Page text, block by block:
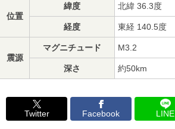
位置
緯度 北緯 36.3度
経度 東経 140.5度
震源
マグニチュード M3.2
深さ 約50km
Twitter Facebook LINE